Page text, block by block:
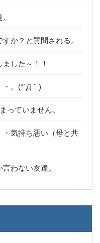
か？と質問される。
した～！！
・。(*´Д｀)
っていません。
気持ち悪い（母と共
わない友達。